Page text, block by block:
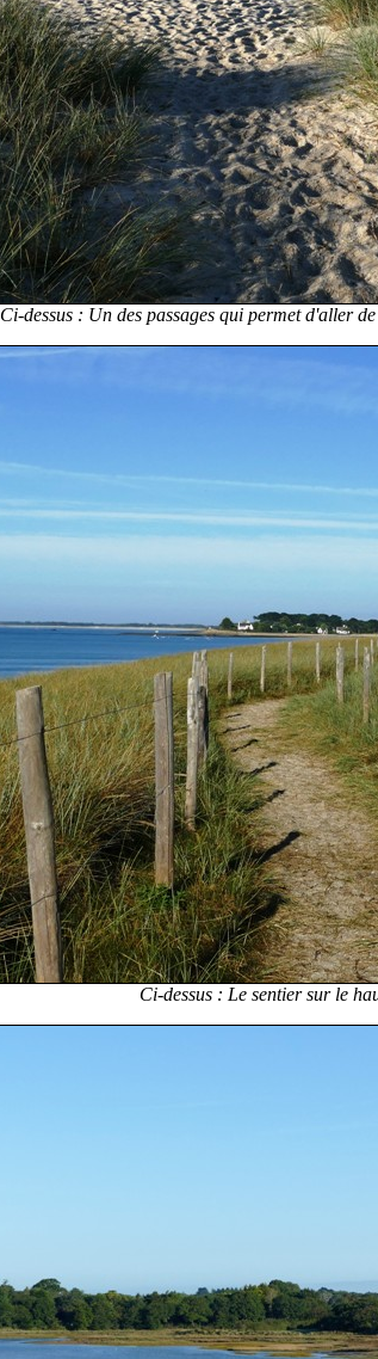
Ci-dessus : Un des passages qui permet d'aller
Ci-dessus : Le sentier sur le